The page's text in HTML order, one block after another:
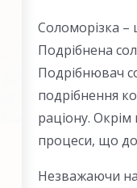
Соломорізка –
Подрібнена
Подрібнювач
подрібнення
раціону.
процеси, що
Незважаючи на